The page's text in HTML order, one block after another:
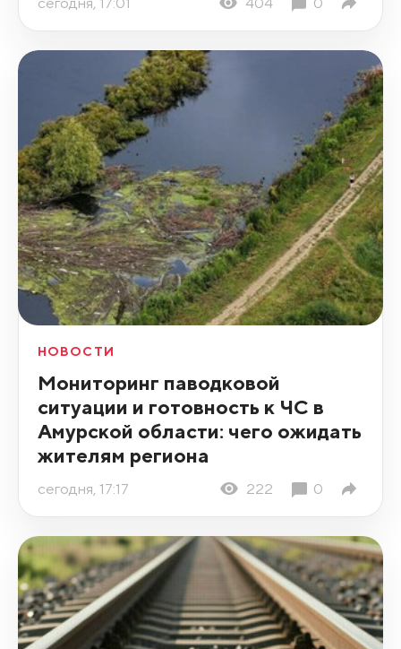
НОВОСТИ
Мониторинг паводковой
ситуации и готовность к ЧС в
Амурской области: чего ожидать
жителям региона
сегодня, 17:17 222 0